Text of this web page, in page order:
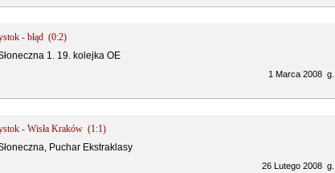
- błąd (0:2)
1. 19. kolejka OE
1 Marca 2008
- Wisła Kraków (1:1)
Puchar Ekstraklasy
26 Lutego 2008